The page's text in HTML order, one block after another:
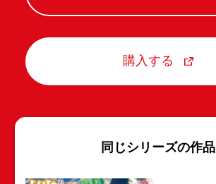
購入する
同じシリーズの作品